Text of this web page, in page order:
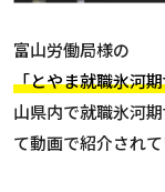
富山労働局様の
「とやま就職氷河
山県内で就職氷河
て動画で紹介されて